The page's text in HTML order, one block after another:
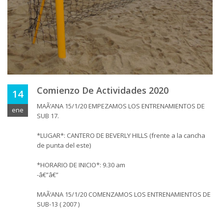
14
ene
Comienzo De Actividades 2020
MAÃ‘ANA 15/1/20 EMPEZAMOS LOS ENTRENAMIENTOS DE
SUB 17.
*LUGAR*: CANTERO DE BEVERLY HILLS (frente a la cancha
de punta del este)
*HORARIO DE INICIO*: 9.30 am
-â€”â€”
MAÃ‘ANA 15/1/20 COMENZAMOS LOS ENTRENAMIENTOS DE
SUB-13 ( 2007 )